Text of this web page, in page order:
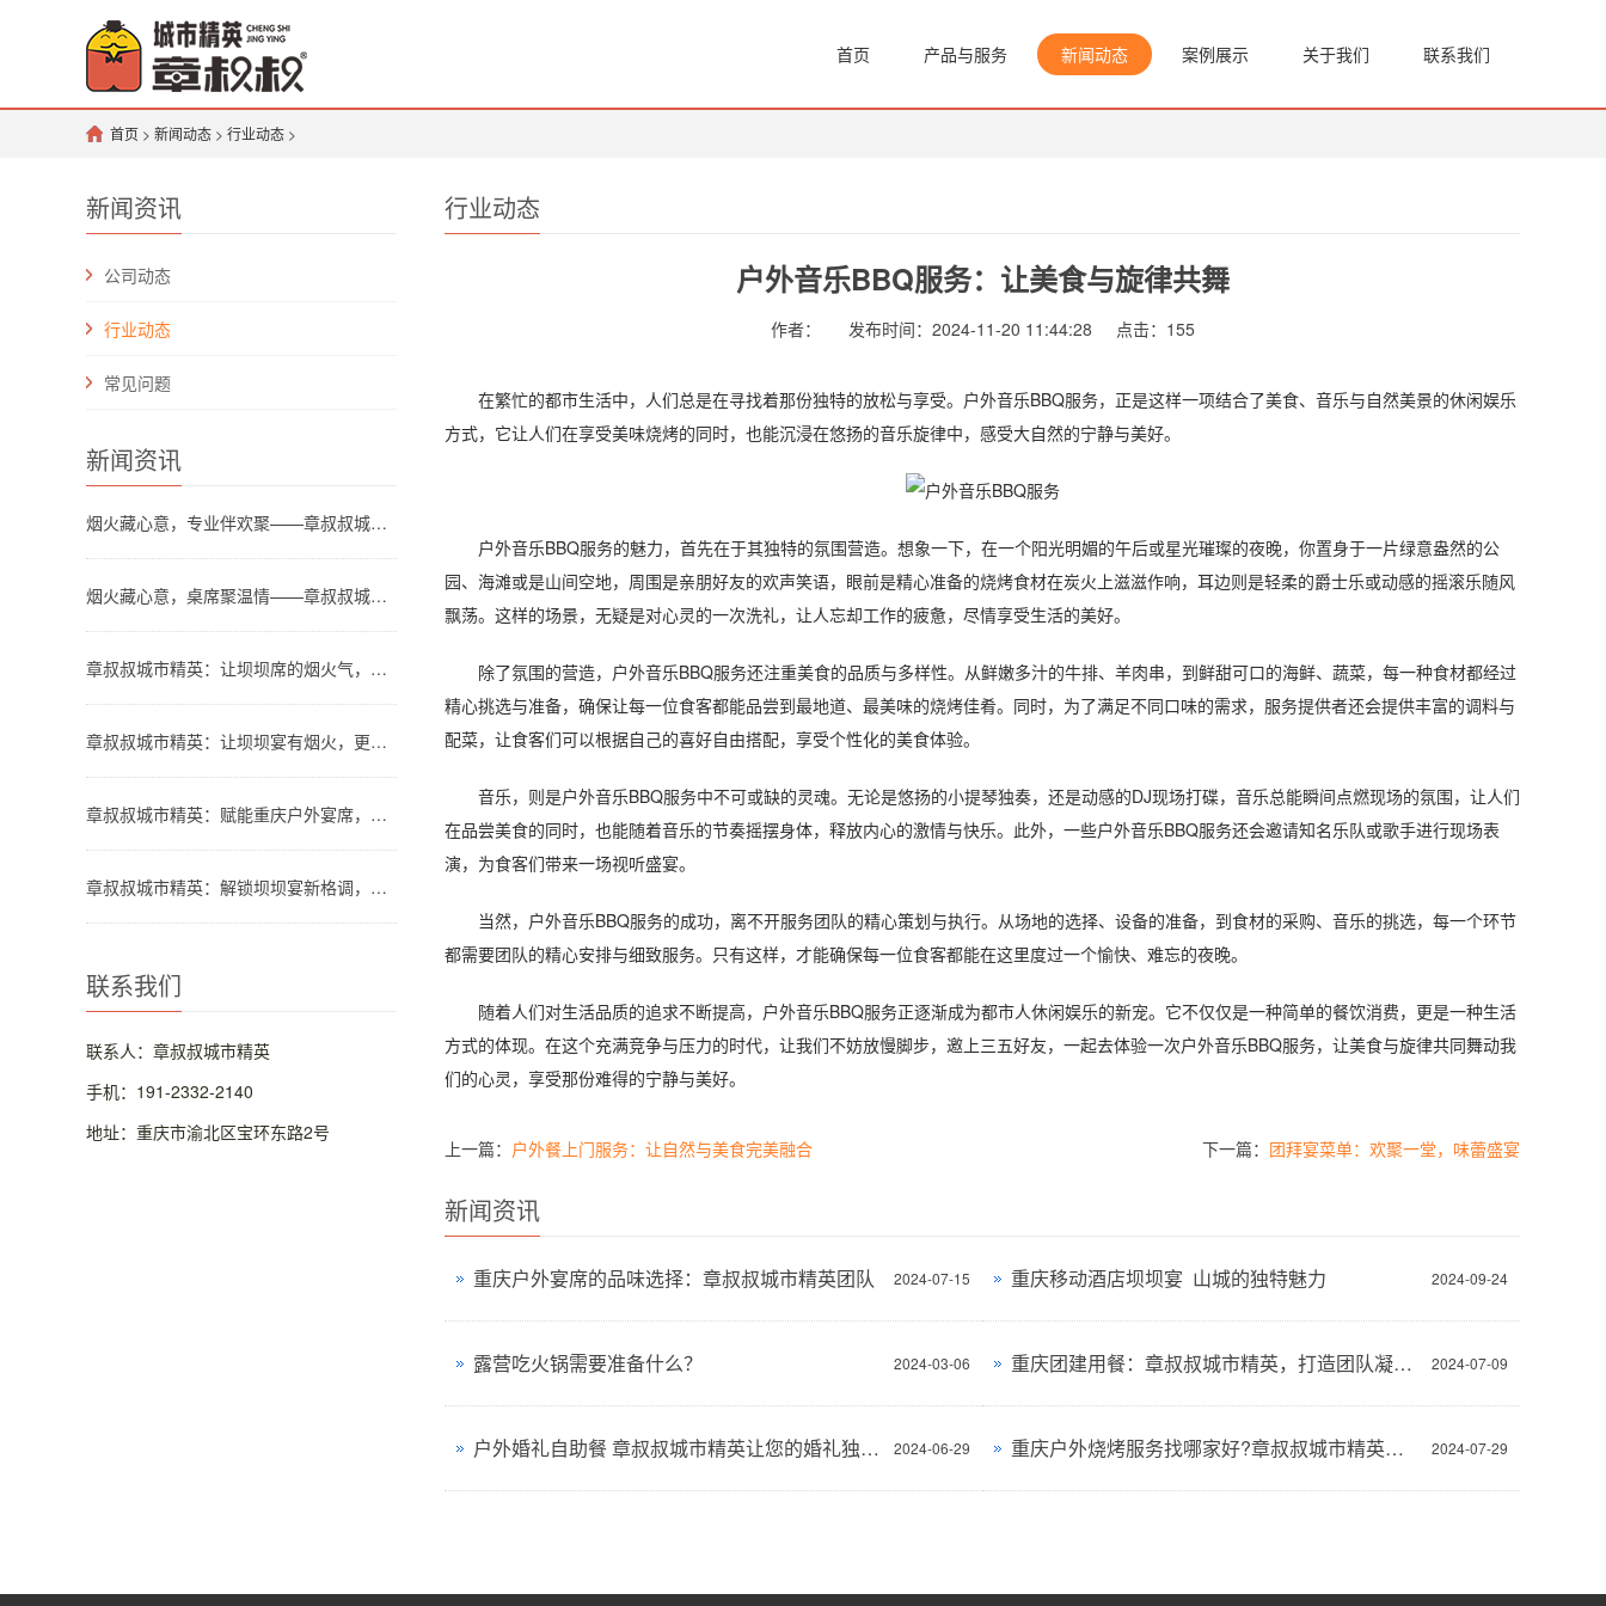
首页 产品与服务 新闻动态 案例展示 关于我们 联系我们
首页 > 新闻动态 > 行业动态 >
新闻资讯
公司动态
行业动态
常见问题
新闻资讯
烟火藏心意，专业伴欢聚——章叔叔城市精英团队解锁川渝坝坝宴新格调
烟火藏心意，桌席聚温情——章叔叔城市精英团队解锁川渝坝坝宴新格调
章叔叔城市精英：让坝坝席的烟火气，温暖都市人的团圆时刻
章叔叔城市精英：让坝坝宴有烟火，更有品质
章叔叔城市精英：赋能重庆户外宴席，让山水间的欢聚更有格调
章叔叔城市精英：解锁坝坝宴新格调，让烟火欢聚更省心
联系我们
联系人：章叔叔城市精英
手机：191-2332-2140
地址：重庆市渝北区宝环东路2号
行业动态
户外音乐BBQ服务：让美食与旋律共舞
作者： 发布时间：2024-11-20 11:44:28 点击： 155
在繁忙的都市生活中，人们总是在寻找着那份独特的放松与享受。户外音乐BBQ服务，正是这样一项结合了美食、音乐与自然美景的休闲娱乐
方式，它让人们在享受美味烧烤的同时，也能沉浸在悠扬的音乐旋律中，感受大自然的宁静与美好。
户外音乐BBQ服务的魅力，首先在于其独特的氛围营造。想象一下，在一个阳光明媚的午后或星光璀璨的夜晚，你置身于一片绿意盎然的公
园、海滩或是山间空地，周围是亲朋好友的欢声笑语，眼前是精心准备的烧烤食材在炭火上滋滋作响，耳边则是轻柔的爵士乐或动感的摇滚乐随风
飘荡。这样的场景，无疑是对心灵的一次洗礼，让人忘却工作的疲惫，尽情享受生活的美好。
除了氛围的营造，户外音乐BBQ服务还注重美食的品质与多样性。从鲜嫩多汁的牛排、羊肉串，到鲜甜可口的海鲜、蔬菜，每一种食材都经过
精心挑选与准备，确保让每一位食客都能品尝到最地道、最美味的烧烤佳肴。同时，为了满足不同口味的需求，服务提供者还会提供丰富的调料与
配菜，让食客们可以根据自己的喜好自由搭配，享受个性化的美食体验。
音乐，则是户外音乐BBQ服务中不可或缺的灵魂。无论是悠扬的小提琴独奏，还是动感的DJ现场打碟，音乐总能瞬间点燃现场的氛围，让人们
在品尝美食的同时，也能随着音乐的节奏摇摆身体，释放内心的激情与快乐。此外，一些户外音乐BBQ服务还会邀请知名乐队或歌手进行现场表
演，为食客们带来一场视听盛宴。
当然，户外音乐BBQ服务的成功，离不开服务团队的精心策划与执行。从场地的选择、设备的准备，到食材的采购、音乐的挑选，每一个环节
都需要团队的精心安排与细致服务。只有这样，才能确保每一位食客都能在这里度过一个愉快、难忘的夜晚。
随着人们对生活品质的追求不断提高，户外音乐BBQ服务正逐渐成为都市人休闲娱乐的新宠。它不仅仅是一种简单的餐饮消费，更是一种生活
方式的体现。在这个充满竞争与压力的时代，让我们不妨放慢脚步，邀上三五好友，一起去体验一次户外音乐BBQ服务，让美食与旋律共同舞动我
们的心灵，享受那份难得的宁静与美好。
上一篇： 户外餐上门服务：让自然与美食完美融合 下一篇： 团拜宴菜单：欢聚一堂，味蕾盛宴
新闻资讯
2024-07-15
重庆户外宴席的品味选择：章叔叔城市精英团队 2024-09-24
重庆移动酒店坝坝宴 山城的独特魅力
2024-03-06
露营吃火锅需要准备什么？ 2024-07-09
重庆团建用餐：章叔叔城市精英，打造团队凝聚新风尚
2024-06-29
户外婚礼自助餐 章叔叔城市精英让您的婚礼独一无二 2024-07-29
重庆户外烧烤服务找哪家好?章叔叔城市精英服务团队引领潮流